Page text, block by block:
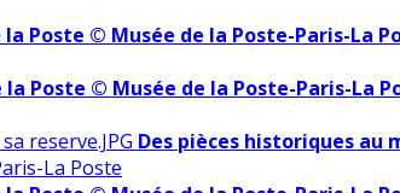
Poste © Musée de la Poste-Paris-La
Poste © Musée de la Poste-Paris-La
Des pièces historiques au
La Poste